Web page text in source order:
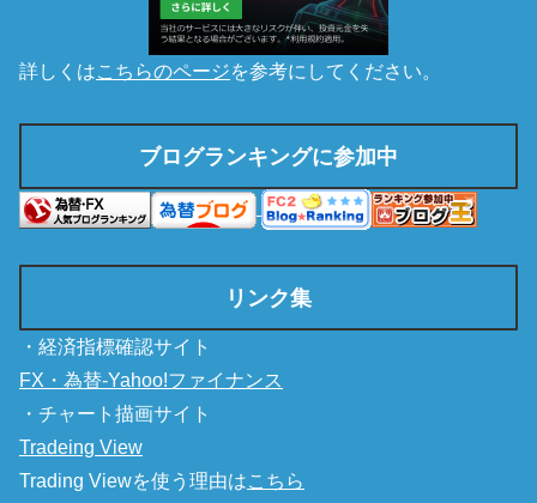
詳しくはこちらのページを参考にしてください。
ブログランキングに参加中
リンク集
・経済指標確認サイト
FX・為替-Yahoo!ファイナンス
・チャート描画サイト
Tradeing View
Trading Viewを使う理由はこちら